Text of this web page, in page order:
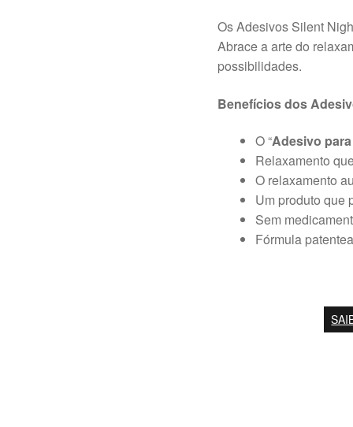
Os Adesivos Silent
Abrace a arte do
possibilidades.
Benefícios dos
O “Adesivo
Relaxamento
O relaxamento
Um produto que
Sem
Fórmula